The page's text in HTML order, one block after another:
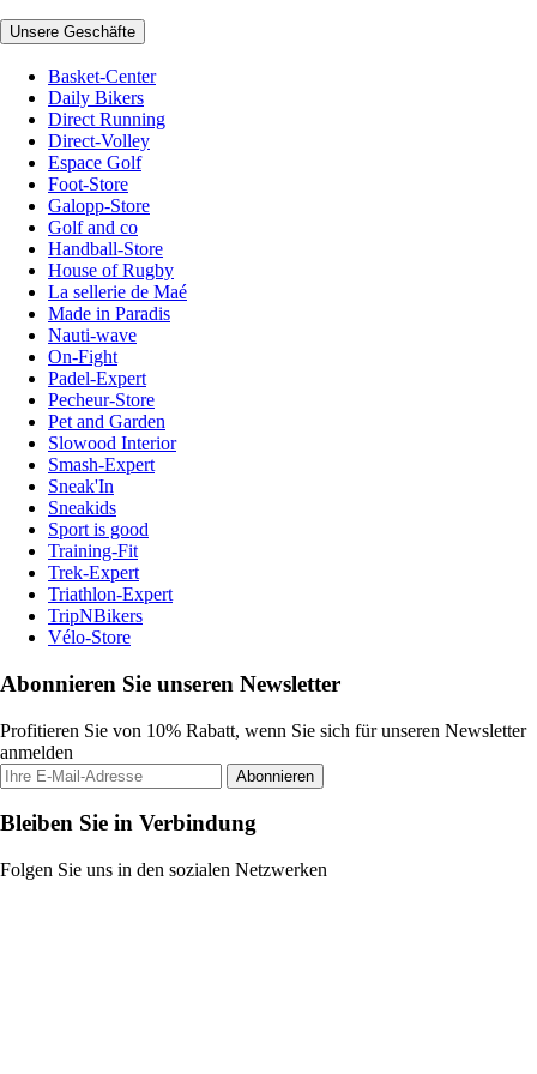
Unsere Geschäfte
Basket-Center
Daily Bikers
Direct Running
Direct-Volley
Espace Golf
Foot-Store
Galopp-Store
Golf and co
Handball-Store
House of Rugby
La sellerie de Maé
Made in Paradis
Nauti-wave
On-Fight
Padel-Expert
Pecheur-Store
Pet and Garden
Slowood Interior
Smash-Expert
Sneak'In
Sneakids
Sport is good
Training-Fit
Trek-Expert
Triathlon-Expert
TripNBikers
Vélo-Store
Abonnieren Sie unseren Newsletter
Profitieren Sie von 10% Rabatt, wenn Sie sich für unseren Newsletter
anmelden
Abonnieren
Bleiben Sie in Verbindung
Folgen Sie uns in den sozialen Netzwerken